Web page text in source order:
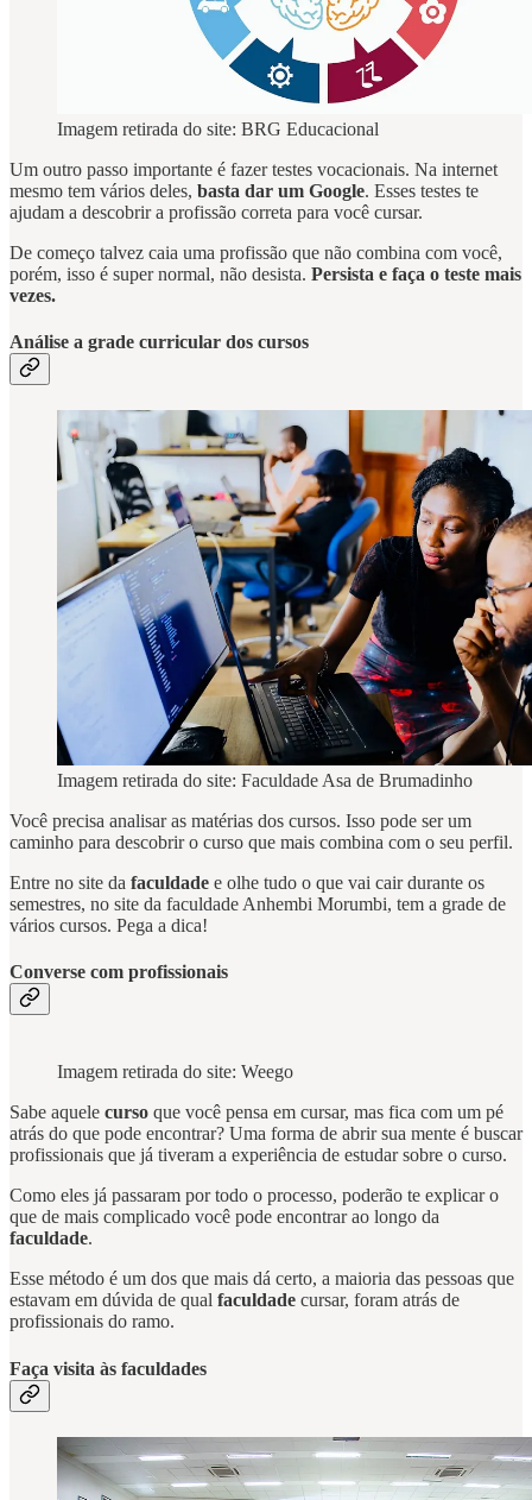
Imagem retirada do site: BRG Educacional
Um outro passo importante é fazer testes vocacionais. Na internet
mesmo tem vários deles, basta dar um Google. Esses testes te
ajudam a descobrir a profissão correta para você cursar.
De começo talvez caia uma profissão que não combina com você,
porém, isso é super normal, não desista. Persista e faça o teste mais
vezes.
Análise a grade curricular dos cursos
Imagem retirada do site: Faculdade Asa de Brumadinho
Você precisa analisar as matérias dos cursos. Isso pode ser um
caminho para descobrir o curso que mais combina com o seu perfil.
Entre no site da faculdade e olhe tudo o que vai cair durante os
semestres, no site da faculdade Anhembi Morumbi, tem a grade de
vários cursos. Pega a dica!
Converse com profissionais
Imagem retirada do site: Weego
Sabe aquele curso que você pensa em cursar, mas fica com um pé
atrás do que pode encontrar? Uma forma de abrir sua mente é buscar
profissionais que já tiveram a experiência de estudar sobre o curso.
Como eles já passaram por todo o processo, poderão te explicar o
que de mais complicado você pode encontrar ao longo da
faculdade.
Esse método é um dos que mais dá certo, a maioria das pessoas que
estavam em dúvida de qual faculdade cursar, foram atrás de
profissionais do ramo.
Faça visita às faculdades